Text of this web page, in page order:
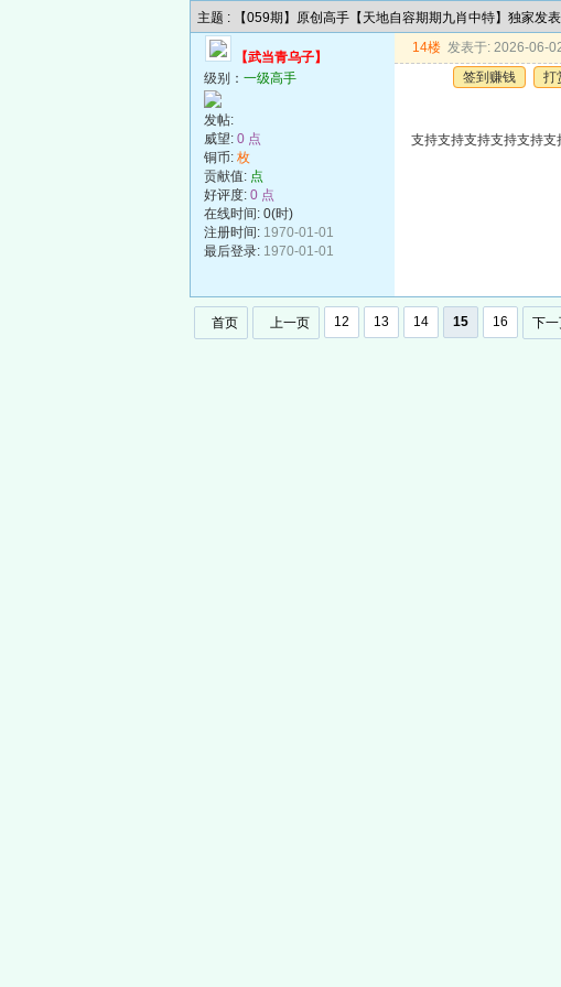
主题 : 【059期】原创高手【天地自容期期九肖中特】独家发表
【武当青乌子】
级别： 一级高手
发帖:
威望: 0 点
铜币: 枚
贡献值: 点
好评度: 0 点
在线时间: 0(时)
注册时间: 1970-01-01
最后登录: 1970-01-01
14楼 发表于: 2026-06-
签到赚钱
打
支持支持支持支持支持支
首页 上一页 12 13 14 15 16 下